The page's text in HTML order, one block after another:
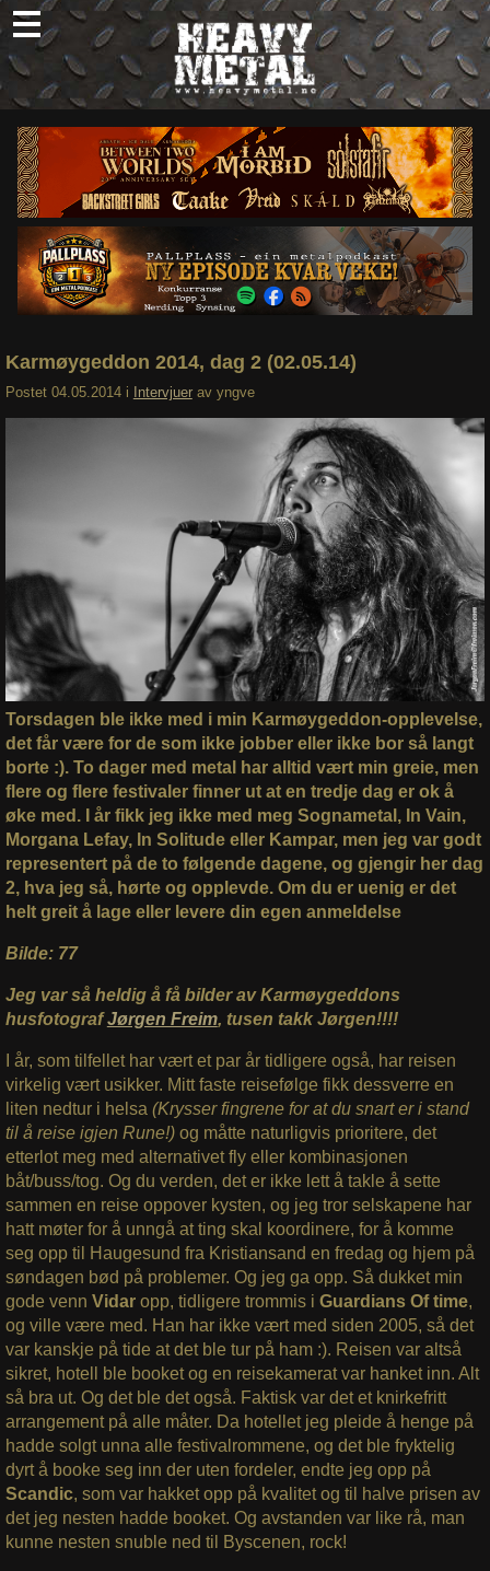
Skip
to
content
Nyheter
Omtaler
Intervjuer
Om oss
Abonner
Søk
Karmøygeddon 2014, dag 2 (02.05.14)
Postet 04.05.2014 i Intervjuer av yngve
Torsdagen ble ikke med i min Karmøygeddon-opplevelse,
det får være for de som ikke jobber eller ikke bor så langt
borte :). To dager med metal har alltid vært min greie, men
flere og flere festivaler finner ut at en tredje dag er ok å
øke med. I år fikk jeg ikke med meg Sognametal, In Vain,
Morgana Lefay, In Solitude eller Kampar, men jeg var godt
representert på de to følgende dagene, og gjengir her dag
2, hva jeg så, hørte og opplevde. Om du er uenig er det
helt greit å lage eller levere din egen anmeldelse
Bilde: 77
Jeg var så heldig å få bilder av Karmøygeddons
husfotografJørgen Freim, tusen takk Jørgen!!!!
I år, som tilfellet har vært et par år tidligere også, har reisen
virkelig vært usikker. Mitt faste reisefølge fikk dessverre en
liten nedtur i helsa (Krysser fingrene for at du snart er i stand
til å reise igjen Rune!) og måtte naturligvis prioritere, det
etterlot meg med alternativet fly eller kombinasjonen
båt/buss/tog. Og du verden, det er ikke lett å takle å sette
sammen en reise oppover kysten, og jeg tror selskapene har
hatt møter for å unngå at ting skal koordinere, for å komme
seg opp til Haugesund fra Kristiansand en fredag og hjem på
søndagen bød på problemer. Og jeg ga opp. Så dukket min
gode venn Vidar opp, tidligere trommis i Guardians Of time,
og ville være med. Han har ikke vært med siden 2005, så det
var kanskje på tide at det ble tur på ham :). Reisen var altså
sikret, hotell ble booket og en reisekamerat var hanket inn. Alt
så bra ut. Og det ble det også. Faktisk var det et knirkefritt
arrangement på alle måter. Da hotellet jeg pleide å henge på
hadde solgt unna alle festivalrommene, og det ble fryktelig
dyrt å booke seg inn der uten fordeler, endte jeg opp på
Scandic, som var hakket opp på kvalitet og til halve prisen av
det jeg nesten hadde booket. Og avstanden var like rå, man
kunne nesten snuble ned til Byscenen, rock!